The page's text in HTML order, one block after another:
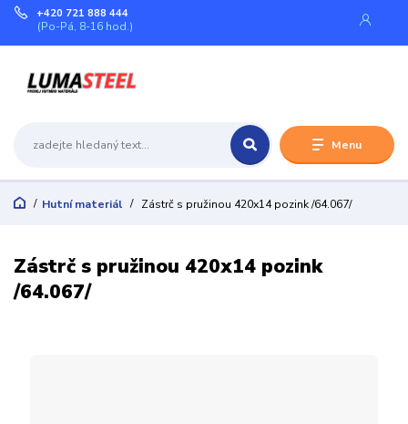
Menu
+420 721 888 444
(Po-Pá, 8-16 hod.)
Hutní materiál Zástrč s pružinou 420x14 pozink /64.067/
Zástrč s pružinou 420x14 pozink
/64.067/